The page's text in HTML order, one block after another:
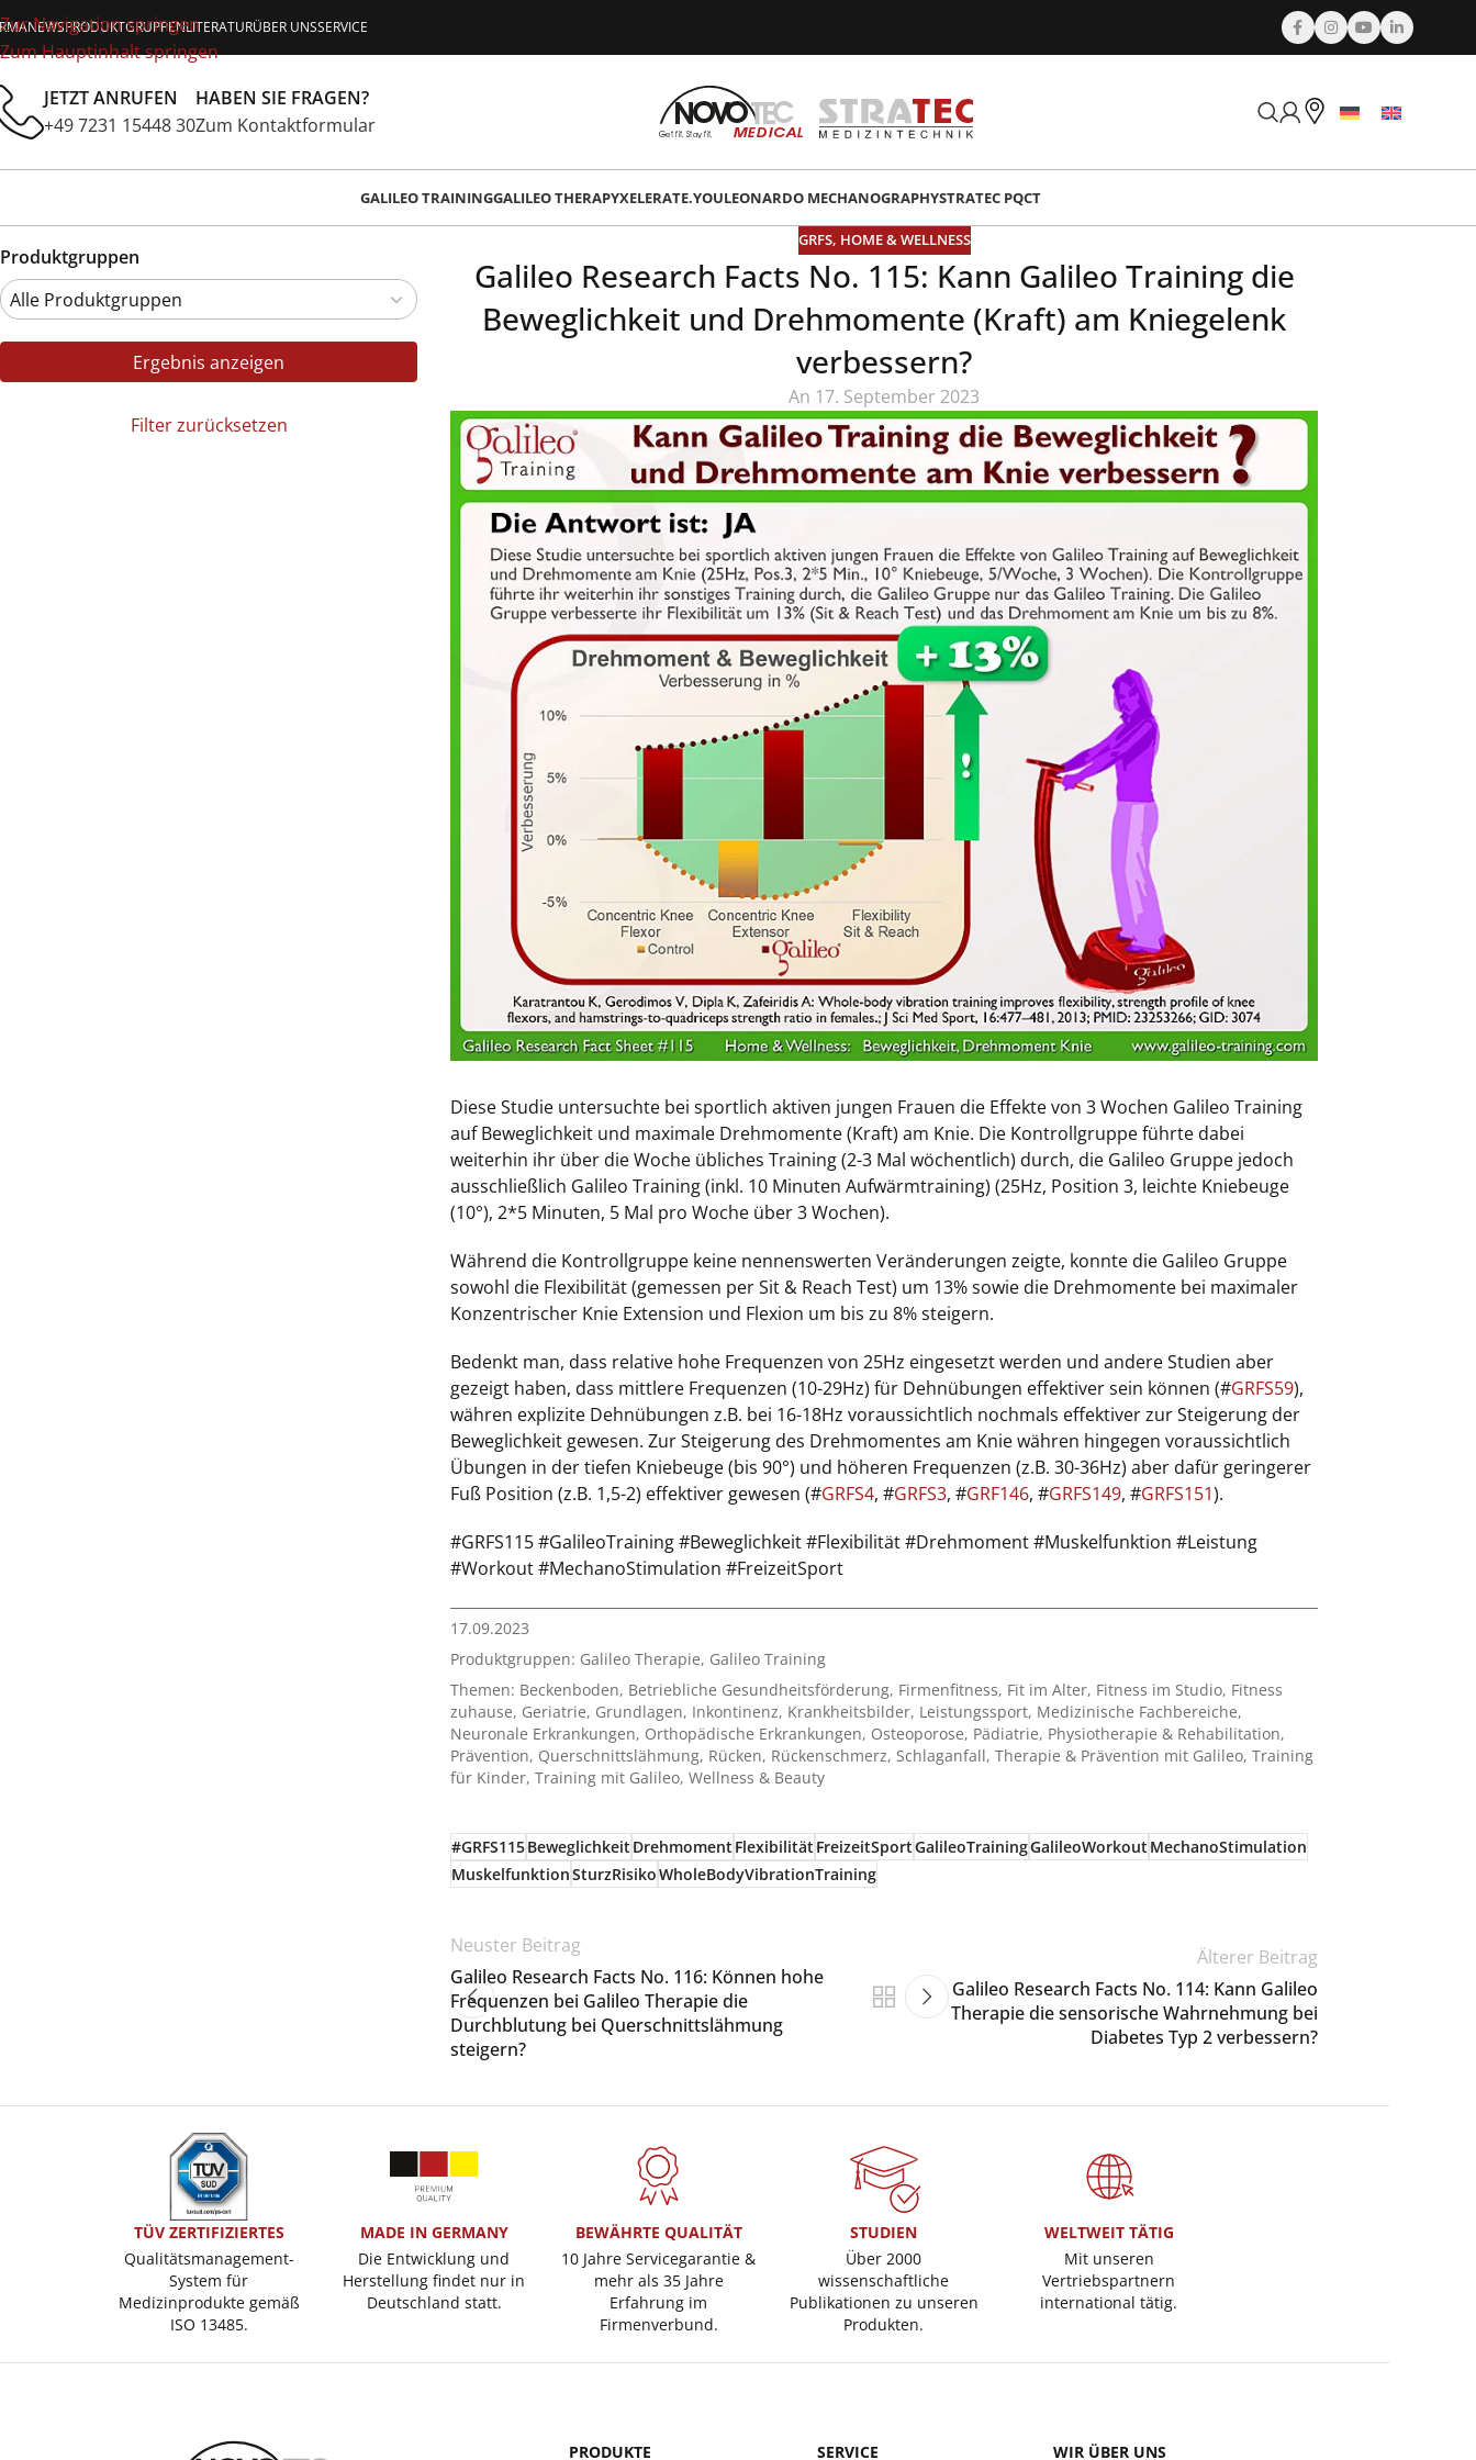
Zur Navigation springen
Zum Hauptinhalt springen
NEWSPRODUKTGRUPPENLITERATURÜBER UNSSERVICE
JETZT ANRUFEN
+49 7231 15448 30
HABEN SIE FRAGEN?
Zum Kontaktformular
GALILEO TRAININGGALILEO THERAPYXELERATE.YOULEONARDO MECHANOGRAPHYSTRATEC PQCT
Produktgruppen
Ergebnis anzeigen
Filter zurücksetzen
GRFS, HOME & WELLNESS
Galileo Research Facts No. 115: Kann Galileo Training die
Beweglichkeit und Drehmomente (Kraft) am Kniegelenk
verbessern?
An 17. September 2023
Diese Studie untersuchte bei sportlich aktiven jungen Frauen die Effekte von 3 Wochen Galileo Training
auf Beweglichkeit und maximale Drehmomente (Kraft) am Knie. Die Kontrollgruppe führte dabei
weiterhin ihr über die Woche übliches Training (2-3 Mal wöchentlich) durch, die Galileo Gruppe jedoch
ausschließlich Galileo Training (inkl. 10 Minuten Aufwärmtraining) (25Hz, Position 3, leichte Kniebeuge
(10°), 2*5 Minuten, 5 Mal pro Woche über 3 Wochen).
Während die Kontrollgruppe keine nennenswerten Veränderungen zeigte, konnte die Galileo Gruppe
sowohl die Flexibilität (gemessen per Sit & Reach Test) um 13% sowie die Drehmomente bei maximaler
Konzentrischer Knie Extension und Flexion um bis zu 8% steigern.
Bedenkt man, dass relative hohe Frequenzen von 25Hz eingesetzt werden und andere Studien aber
gezeigt haben, dass mittlere Frequenzen (10-29Hz) für Dehnübungen effektiver sein können (#GRFS59),
währen explizite Dehnübungen z.B. bei 16-18Hz voraussichtlich nochmals effektiver zur Steigerung der
Beweglichkeit gewesen. Zur Steigerung des Drehmomentes am Knie währen hingegen voraussichtlich
Übungen in der tiefen Kniebeuge (bis 90°) und höheren Frequenzen (z.B. 30-36Hz) aber dafür geringerer
Fuß Position (z.B. 1,5-2) effektiver gewesen (#GRFS4, #GRFS3, #GRF146, #GRFS149, #GRFS151).
#GRFS115 #GalileoTraining #Beweglichkeit #Flexibilität #Drehmoment #Muskelfunktion #Leistung
#Workout #MechanoStimulation #FreizeitSport
17.09.2023
Produktgruppen: Galileo Therapie, Galileo Training
Themen: Beckenboden, Betriebliche Gesundheitsförderung, Firmenfitness, Fit im Alter, Fitness im Studio, Fitness
zuhause, Geriatrie, Grundlagen, Inkontinenz, Krankheitsbilder, Leistungssport, Medizinische Fachbereiche,
Neuronale Erkrankungen, Orthopädische Erkrankungen, Osteoporose, Pädiatrie, Physiotherapie & Rehabilitation,
Prävention, Querschnittslähmung, Rücken, Rückenschmerz, Schlaganfall, Therapie & Prävention mit Galileo, Training
für Kinder, Training mit Galileo, Wellness & Beauty
#GRFS115BeweglichkeitDrehmomentFlexibilitätFreizeitSportGalileoTrainingGalileoWorkoutMechanoStimulation
MuskelfunktionSturzRisikoWholeBodyVibrationTraining
Neuster Beitrag
Galileo Research Facts No. 116: Können hohe
Frequenzen bei Galileo Therapie die
Durchblutung bei Querschnittslähmung
steigern?
Älterer Beitrag
Galileo Research Facts No. 114: Kann Galileo
Therapie die sensorische Wahrnehmung bei
Diabetes Typ 2 verbessern?
TÜV ZERTIFIZIERTES
Qualitätsmanagement-
System für
Medizinprodukte gemäß
ISO 13485.
MADE IN GERMANY
Die Entwicklung und
Herstellung findet nur in
Deutschland statt.
BEWÄHRTE QUALITÄT
10 Jahre Servicegarantie &
mehr als 35 Jahre
Erfahrung im
Firmenverbund.
STUDIEN
Über 2000
wissenschaftliche
Publikationen zu unseren
Produkten.
WELTWEIT TÄTIG
Mit unseren
Vertriebspartnern
international tätig.
PRODUKTE SERVICE WIR ÜBER UNS